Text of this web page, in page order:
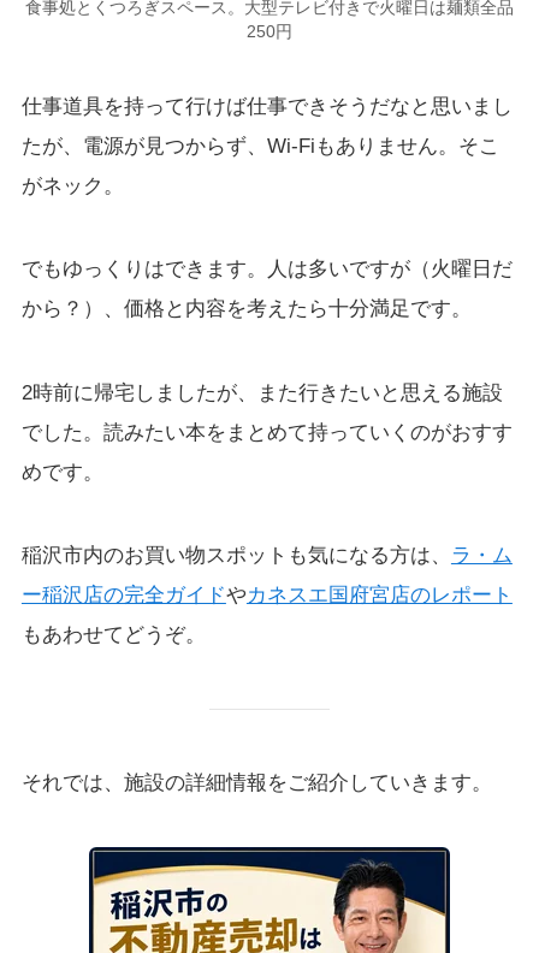
食事処とくつろぎスペース。大型テレビ付きで火曜日は麺類全品
250円
仕事道具を持って行けば仕事できそうだなと思いまし
たが、電源が見つからず、Wi-Fiもありません。そこ
がネック。
でもゆっくりはできます。人は多いですが（火曜日だ
から？）、価格と内容を考えたら十分満足です。
2時前に帰宅しましたが、また行きたいと思える施設
でした。読みたい本をまとめて持っていくのがおすす
めです。
稲沢市内のお買い物スポットも気になる方は、 ラ・ム
ー稲沢店の完全ガイドやカネスエ国府宮店のレポート
もあわせてどうぞ。
それでは、施設の詳細情報をご紹介していきます。